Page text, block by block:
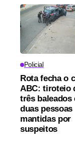
Policial
Rota fecha o
ABC: tiroteio
três baleados
duas pessoas
mantidas por
suspeitos